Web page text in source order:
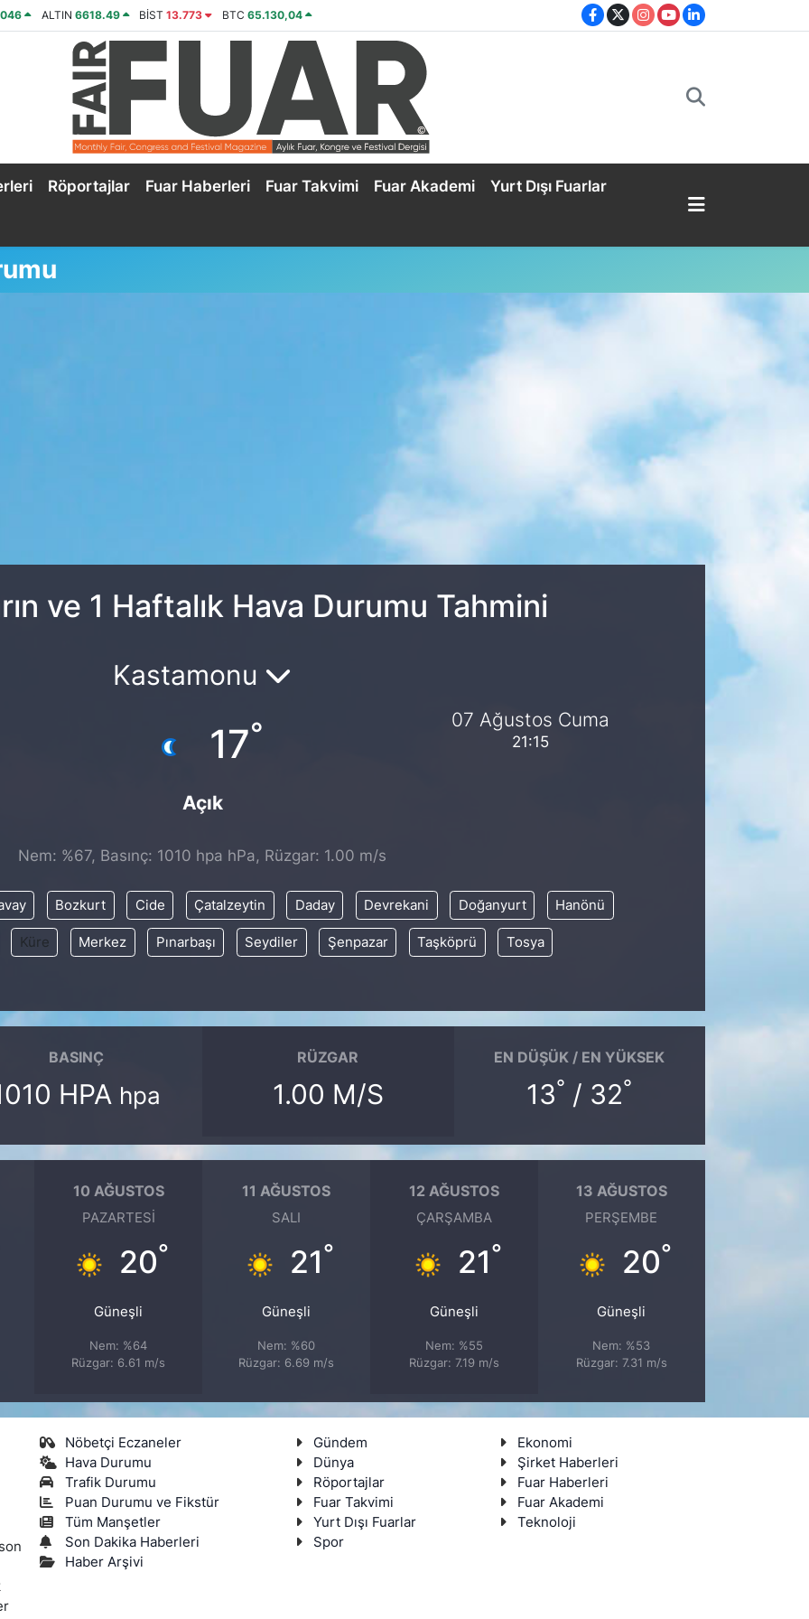
ALTIN 6618.49 BİST13.773 BTC 65.130,04
Röportajlar Fuar Haberleri Fuar Takvimi Fuar Akademi Yurt Dışı Fuarlar
ve 1 Haftalık Hava Durumu Tahmini
Kastamonu
17°
Açık
07 Ağustos Cuma
21:15
Nem: %67, Basınç: 1010 hpa hPa, Rüzgar: 1.00 m/s
Bozkurt Cide Çatalzeytin Daday Devrekani Doğanyurt Hanönü
Küre Merkez Pınarbaşı Seydiler Şenpazar Taşköprü Tosya
BASINÇ
HPA hpa
RÜZGAR
1.00 M/S
EN DÜŞÜK / EN YÜKSEK
13° / 32°
10 AĞUSTOS
PAZARTESI
20°
Güneşli
Nem: %64
Rüzgar: 6.61 m/s
11 AĞUSTOS
SALI
21°
Güneşli
Nem: %60
Rüzgar: 6.69 m/s
12 AĞUSTOS
ÇARŞAMBA
21°
Güneşli
Nem: %55
Rüzgar: 7.19 m/s
13 AĞUSTOS
PERŞEMBE
20°
Güneşli
Nem: %53
Rüzgar: 7.31 m/s
Nöbetçi Eczaneler
Hava Durumu
Trafik Durumu
Puan Durumu ve Fikstür
Tüm Manşetler
Son Dakika Haberleri
Haber Arşivi
Gündem
Ekonomi
Dünya
Şirket Haberleri
Röportajlar
Fuar Haberleri
Fuar Takvimi
Fuar Akademi
Yurt Dışı Fuarlar
Teknoloji
Spor